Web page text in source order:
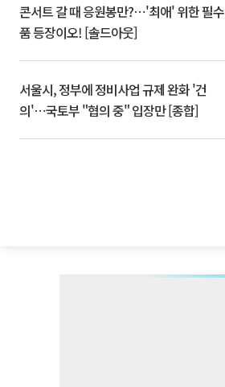
콘서트 갈 때 응원봉만?⋯'최애' 위한 필수
품 등장이오! [솔드아웃]
서울시, 정부에 정비사업 규제 완화 '건
의'⋯국토부 "협의 중" 입장만 [종합]